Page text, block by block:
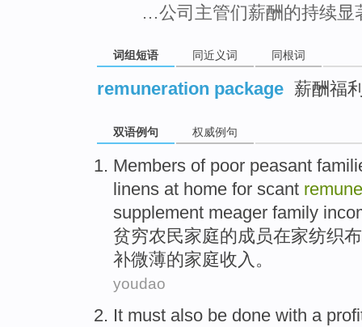
…公司主管们薪酬的持续显
词组短语 同近义词 同根词
remuneration package 薪酬福
双语例句 权威例句
Members of poor peasant
linens at home for scant
supplement meager family
贫穷农民家庭的成员在家纺织布
补微薄的家庭收入 。
youdao
It must also be done with a